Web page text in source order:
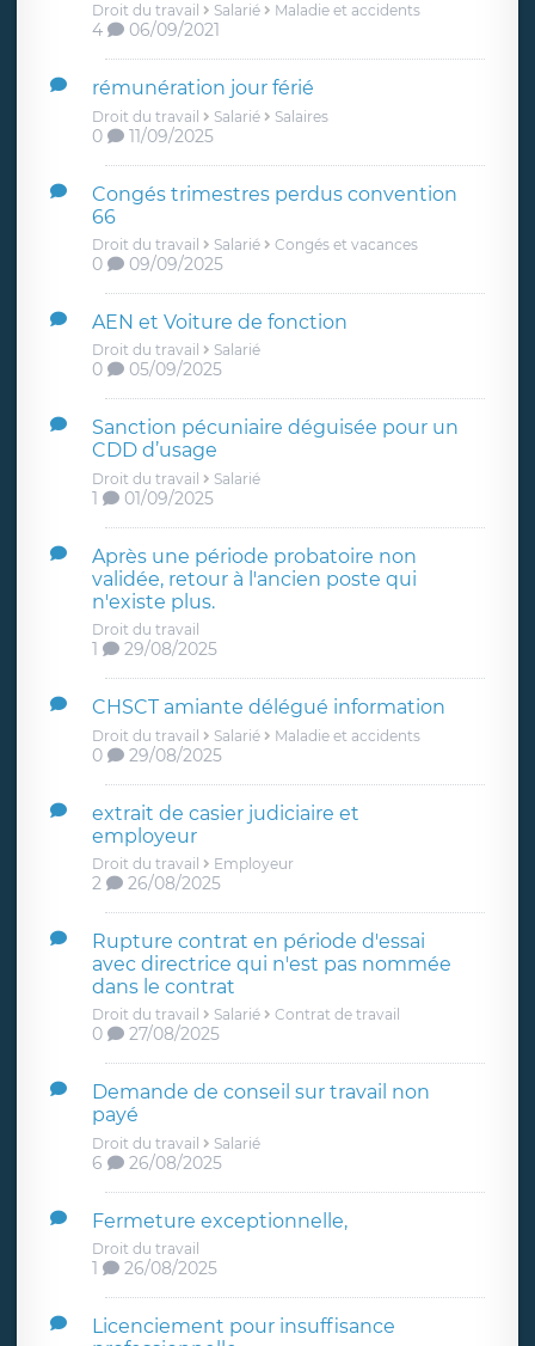
Droit du travail Salarié Maladie et accidents
4 06/09/2021
rémunération jour férié
Droit du travail Salarié Salaires
0 11/09/2025
Congés trimestres perdus convention
66
Droit du travail Salarié Congés et vacances
0 09/09/2025
AEN et Voiture de fonction
Droit du travail Salarié
0 05/09/2025
Sanction pécuniaire déguisée pour un
CDD d’usage
Droit du travail Salarié
1 01/09/2025
Après une période probatoire non
validée, retour à l'ancien poste qui
n'existe plus.
Droit du travail
1 29/08/2025
CHSCT amiante délégué information
Droit du travail Salarié Maladie et accidents
0 29/08/2025
extrait de casier judiciaire et
employeur
Droit du travail Employeur
2 26/08/2025
Rupture contrat en période d'essai
avec directrice qui n'est pas nommée
dans le contrat
Droit du travail Salarié Contrat de travail
0 27/08/2025
Demande de conseil sur travail non
payé
Droit du travail Salarié
6 26/08/2025
Fermeture exceptionnelle,
Droit du travail
1 26/08/2025
Licenciement pour insuffisance